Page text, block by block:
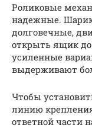
Роликовые
надежные.
долговечные,
открыть ящик
усиленные
выдерживают
Чтобы
линию
ответной части